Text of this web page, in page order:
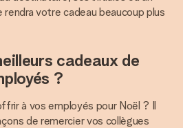
votre cadeau beaucoup plus
cadeaux de
?
à vos employés pour Noël ? Il
de remercier vos collègues